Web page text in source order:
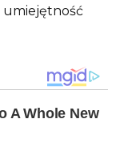
umiejętność